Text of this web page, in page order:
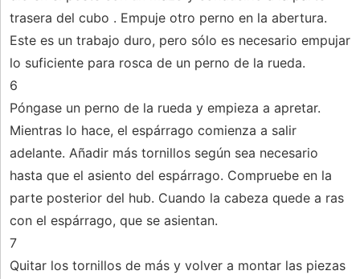
trasera del cubo . Empuje otro perno en la abertura.
Este es un trabajo duro, pero sólo es necesario empujar
lo suficiente para rosca de un perno de la rueda.
6
Póngase un perno de la rueda y empieza a apretar.
Mientras lo hace, el espárrago comienza a salir
adelante. Añadir más tornillos según sea necesario
hasta que el asiento del espárrago. Compruebe en la
parte posterior del hub. Cuando la cabeza quede a ras
con el espárrago, que se asientan.
7
Quitar los tornillos de más y volver a montar las piezas